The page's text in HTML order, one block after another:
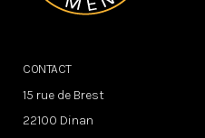
CONTACT
15 rue de Brest
22100 Dinan